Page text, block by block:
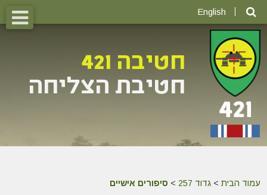
English
עמוד הבית >גדוד 257 > סיפורים אישיים